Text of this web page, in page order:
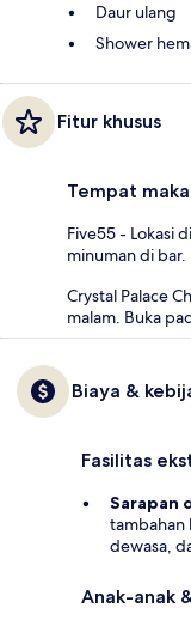
Daur ulang
Shower
Fitur khusus
Tempat
Five55 - Lokasi
minuman di
Crystal Palace
malam. Buka
Biaya &
Fasilitas
Sarapan
tambahan
dewasa,
Anak-anak